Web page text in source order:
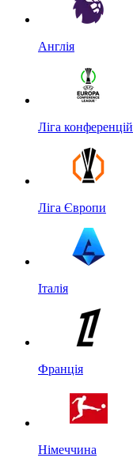
Англія
Ліга конференцій
Ліга Європи
Італія
Франція
Німеччина